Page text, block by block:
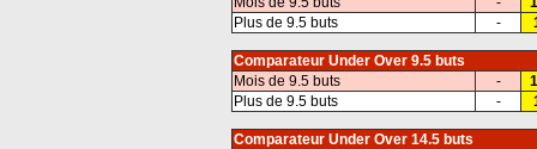
Plus de 9.5 buts
-
Comparateur Under Over 9.5 buts
Mois de 9.5 buts
-
Plus de 9.5 buts
-
Comparateur Under Over 14.5 buts